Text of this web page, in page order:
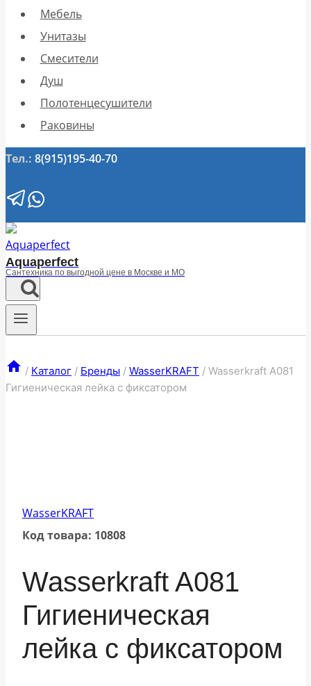
Мебель
Унитазы
Смесители
Душ
Полотенцесушители
Раковины
Тел.: 8(915)195-40-70
Aquaperfect
Сантехника по выгодной цене в Москве и МО
/ Каталог / Бренды / WasserKRAFT / Wasserkraft A081
Гигиеническая лейка с фиксатором
WasserKRAFT
Код товара: 10808
Wasserkraft A081
Гигиеническая
лейка с фиксатором